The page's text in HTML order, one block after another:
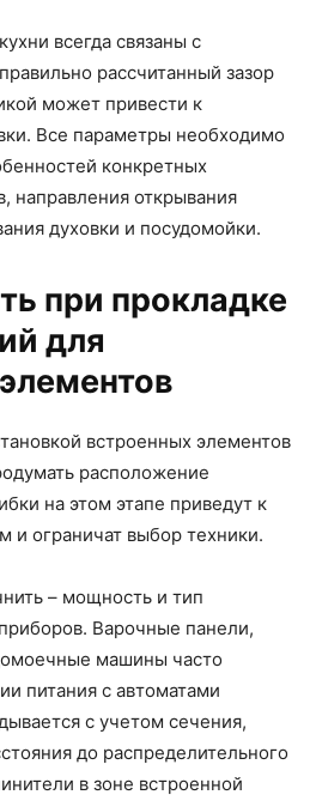
всегда связаны с
рассчитанный зазор
может привести к
Все параметры необходимо
конкретных
направления открывания
духовки и посудомойки.
при прокладке
для
встроенных элементов
расположение
на этом этапе приведут к
и ограничат выбор техники.
– мощность и тип
Варочные панели,
машины часто
питания с автоматами
с учетом сечения,
до распределительного
в зоне встроенной